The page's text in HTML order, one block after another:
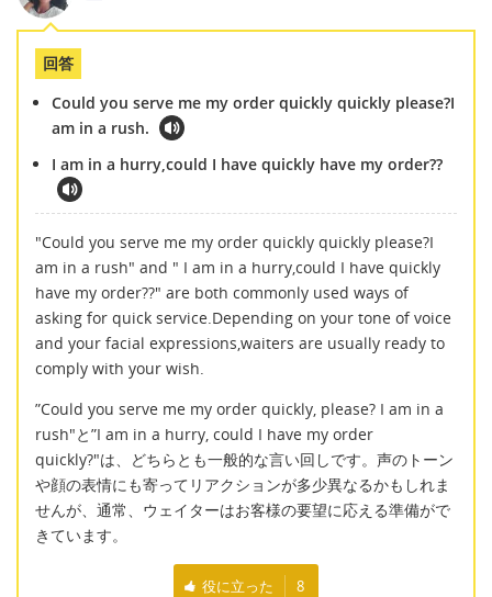
回答
Could you serve me my order quickly quickly please?I
am in a rush.
I am in a hurry,could I have quickly have my order??
"Could you serve me my order quickly quickly please?I
am in a rush" and " I am in a hurry,could I have quickly
have my order??" are both commonly used ways of
asking for quick service.Depending on your tone of voice
and your facial expressions,waiters are usually ready to
comply with your wish.
”Could you serve me my order quickly, please? I am in a
rush"と”I am in a hurry, could I have my order
quickly?"は、どちらとも一般的な言い回しです。声のトーン
や顔の表情にも寄ってリアクションが多少異なるかもしれま
せんが、通常、ウェイターはお客様の要望に応える準備がで
きています。
役に立った 8